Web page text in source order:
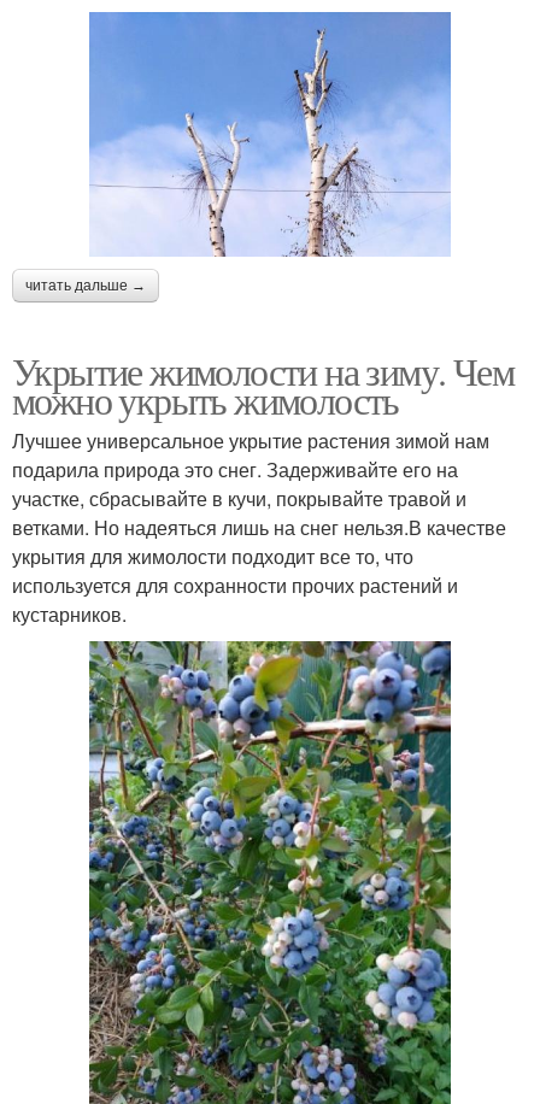
читать дальше →
Укрытие жимолости на зиму. Чем
можно укрыть жимолость
Лучшее универсальное укрытие растения зимой нам
подарила природа это снег. Задерживайте его на
участке, сбрасывайте в кучи, покрывайте травой и
ветками. Но надеяться лишь на снег нельзя.В качестве
укрытия для жимолости подходит все то, что
используется для сохранности прочих растений и
кустарников.